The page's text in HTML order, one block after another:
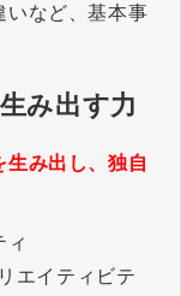
いなど、基本事
み出す力
生み出し、独自
ィ
エイティビテ